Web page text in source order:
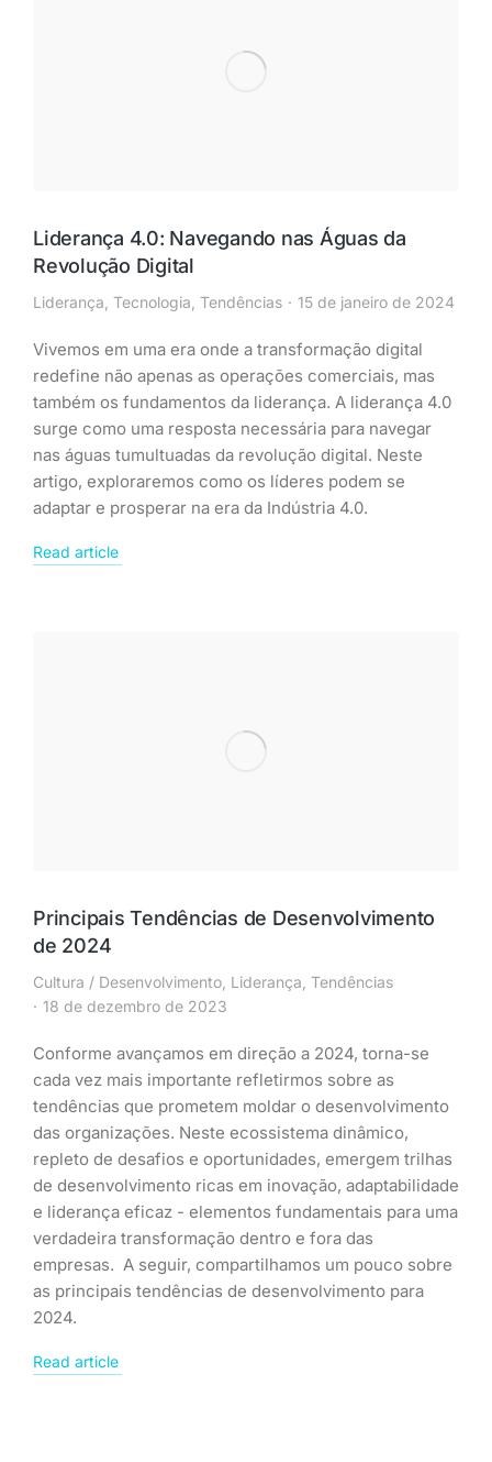
Liderança 4.0: Navegando nas Águas da
Revolução Digital
Liderança Tecnologia Tendências 15 de janeiro de 2024
Vivemos em uma era onde a transformação digital
redefine não apenas as operações comerciais, mas
também os fundamentos da liderança. A liderança 4.0
surge como uma resposta necessária para navegar
nas águas tumultuadas da revolução digital. Neste
artigo, exploraremos como os líderes podem se
adaptar e prosperar na era da Indústria 4.0.
Read article
Principais Tendências de Desenvolvimento
de 2024
Cultura / Desenvolvimento Liderança Tendências
18 de dezembro de 2023
Conforme avançamos em direção a 2024, torna-se
cada vez mais importante refletirmos sobre as
tendências que prometem moldar o desenvolvimento
das organizações. Neste ecossistema dinâmico,
repleto de desafios e oportunidades, emergem trilhas
de desenvolvimento ricas em inovação, adaptabilidade
e liderança eficaz - elementos fundamentais para uma
verdadeira transformação dentro e fora das
empresas. A seguir, compartilhamos um pouco sobre
as principais tendências de desenvolvimento para
2024.
Read article